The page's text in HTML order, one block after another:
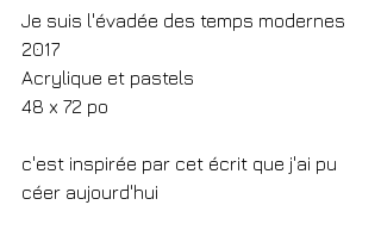
Je suis l'évadée des temps modernes
2017
Acrylique et pastels
48 x 72 po
c'est inspirée par cet écrit que j'ai pu
céer aujourd'hui